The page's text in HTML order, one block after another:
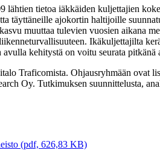
tietoa iäkkäiden kuljettajien
täyttäneille ajokortin haltijoille
muuttaa tulevien vuosien aikana
Ikäkuljettajilta
kehitystä on voitu seurata pitkänä
Traficomista. Ohjausryhmään
Oy. Tutkimuksen suunnittelusta,
(pdf, 626,83 KB)